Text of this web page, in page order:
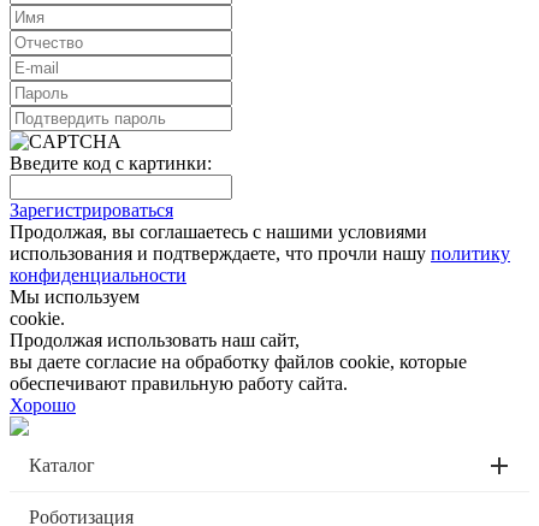
Введите код с картинки:
Зарегистрироваться
Продолжая, вы соглашаетесь с нашими условиями
использования и подтверждаете, что прочли нашу политику
конфиденциальности
Мы используем
cookie.
Продолжая использовать наш сайт,
вы даете согласие на обработку файлов cookie, которые
обеспечивают правильную работу сайта.
Хорошо
Каталог
Роботизация